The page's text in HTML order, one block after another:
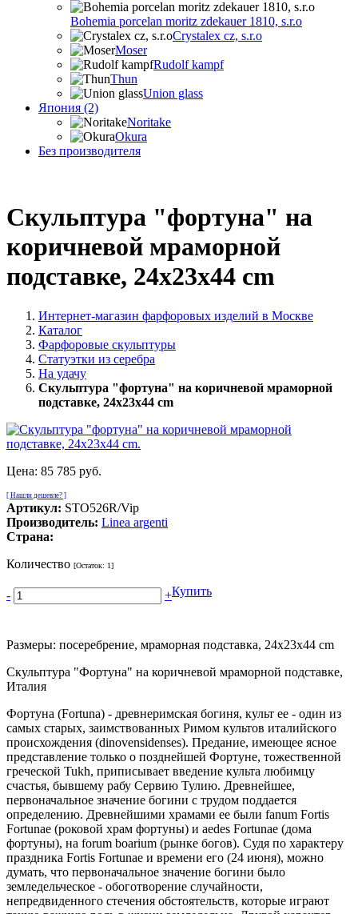
Bohemia porcelan moritz zdekauer 1810, s.r.o
Crystalex cz, s.r.o
Moser
Rudolf kampf
Thun
Union glass
Япония (2)
Noritake
Okura
Без производителя
Скульптура "фортуна" на
коричневой мраморной
подставке, 24х23х44 cm
Интернет-магазин фарфоровых изделий в Москве
Каталог
Фарфоровые скульптуры
Статуэтки из серебра
На удачу
Скульптура "фортуна" на коричневой мраморной
подставке, 24х23х44 cm
Цена: 85 785 руб.
[ Нашли дешевле? ]
Артикул: STO526R/Vip
Производитель: Linea argenti
Страна:
Количество [Остаток: 1]
- +Купить
Размеры: посеребрение, мраморная подставка, 24х23х44 cm
Скульптура "Фортуна" на коричневой мраморной подставке,
Италия
Фортуна (Fortuna) - древнеримская богиня, культ ее - один из
самых старых, заимствованных Римом культов италийского
происхождения (dinovensidenses). Предание, имеющее ясное
представление только о позднейшей Фортуне, тожественной
греческой Tukh, приписывает введение культа любимцу
счастья, бывшему рабу Сервию Тулию. Древнейшее,
первоначальное значение богини с трудом поддается
определению. Древнейшими храмами ее были fanum Fortis
Fortunae (роковой храм фортуны) и aedes Fortunae (дома
фортуны), на forum boarium (рынке богов). Судя по характеру
праздника Fortis Fortunae и времени его (24 июня), можно
думать, что первоначальное значение богини было
земледельческое - обоготворение случайности,
непредвиденного стечения обстоятельств, которые играют